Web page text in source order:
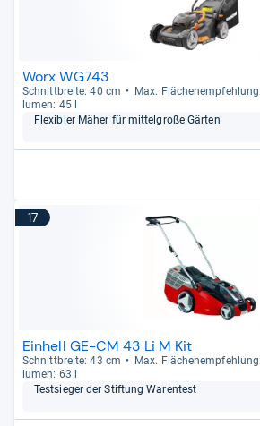
Worx WG743
Schnitt­breite: 40 cm Max.
lu­men: 45 l
Fle­xibler Mäher für mit­tel­große Gär­ten
17
Einhell GE-CM 43 Li M Kit
Schnitt­breite: 43 cm Max.
lu­men: 63 l
Test­sie­ger der Stif­tung Waren­test